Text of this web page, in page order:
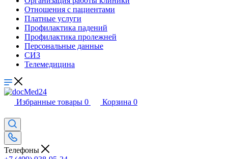
Отношения с пациентами
Платные услуги
Профилактика падений
Профилактика пролежней
Персональные данные
СИЗ
Телемедицина
Избранные товары 0 Корзина 0
Телефоны